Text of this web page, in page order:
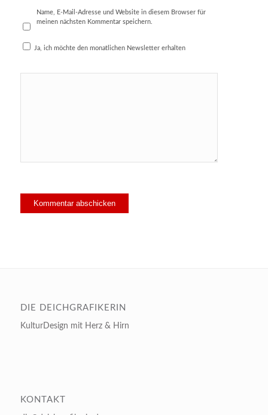
Name, E-Mail-Adresse und Website in diesem Browser für
meinen nächsten Kommentar speichern.
Ja, ich möchte den monatlichen Newsletter erhalten
DIE DEICHGRAFIKERIN
KulturDesign mit Herz & Hirn
KONTAKT